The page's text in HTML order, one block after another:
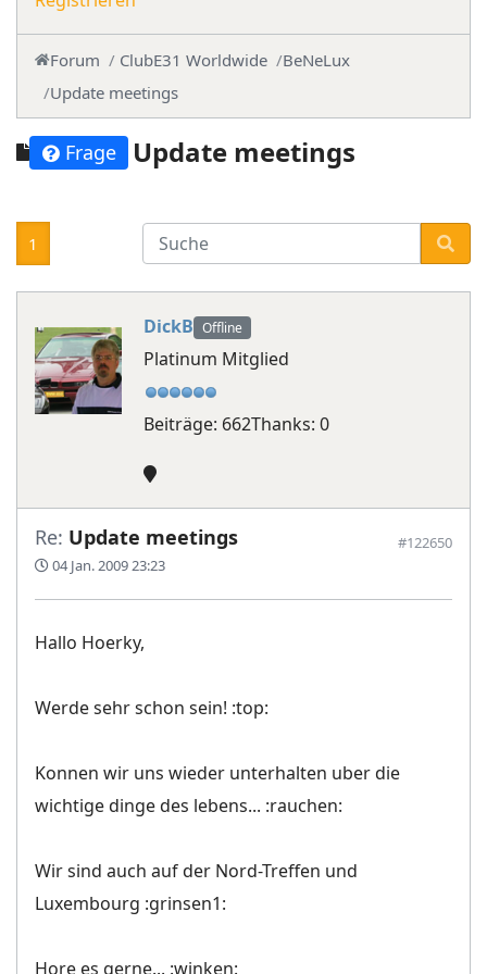
Forum ClubE31 Worldwide
BeNeLux
Update meetings
Frage Update meetings
1
DickB Offline
Platinum Mitglied
Beiträge: 662Thanks: 0
Re: Update meetings
04 Jan. 2009 23:23
#122650
Hallo Hoerky,
Werde sehr schon sein! :top:
Konnen wir uns wieder unterhalten uber die
wichtige dinge des lebens... :rauchen:
Wir sind auch auf der Nord-Treffen und
Luxembourg :grinsen1:
Hore es gerne... :winken: